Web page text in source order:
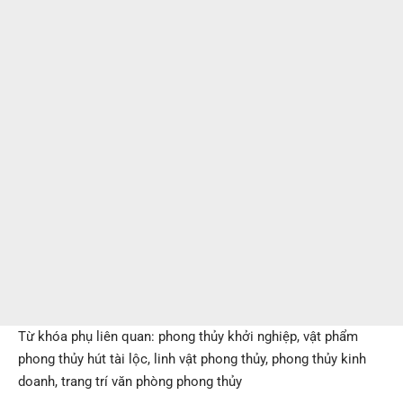
Từ khóa phụ liên quan: phong thủy khởi nghiệp, vật phẩm
phong thủy hút tài lộc, linh vật phong thủy, phong thủy kinh
doanh, trang trí văn phòng phong thủy